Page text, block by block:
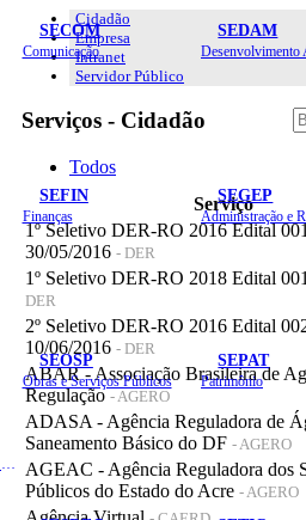
SECOM
Comunicação
SEDAM
Desenvolvimento
SEFIN
Finanças
SEGEP
SEOSP
Obras e Serviços Públicos
SEPAT
Patrimônio
Cidadão
Empresa
Intranet
Servidor Público
Serviços - Cidadão
Todos
Serviço
1º Seletivo DER-RO 2016 Edital
30/05/2016 - DER
1º Seletivo DER-RO 2018 Edital
DER
2º Seletivo DER-RO 2016 Edital
10/06/2016 - DER
ABAR - Associação Brasileira de
Regulação- AGERO
ADASA - Agência Reguladora de
Saneamento Básico do DF - AGERO
AGEAC - Agência Reguladora dos
Públicos do Estado do Acre - AGERO